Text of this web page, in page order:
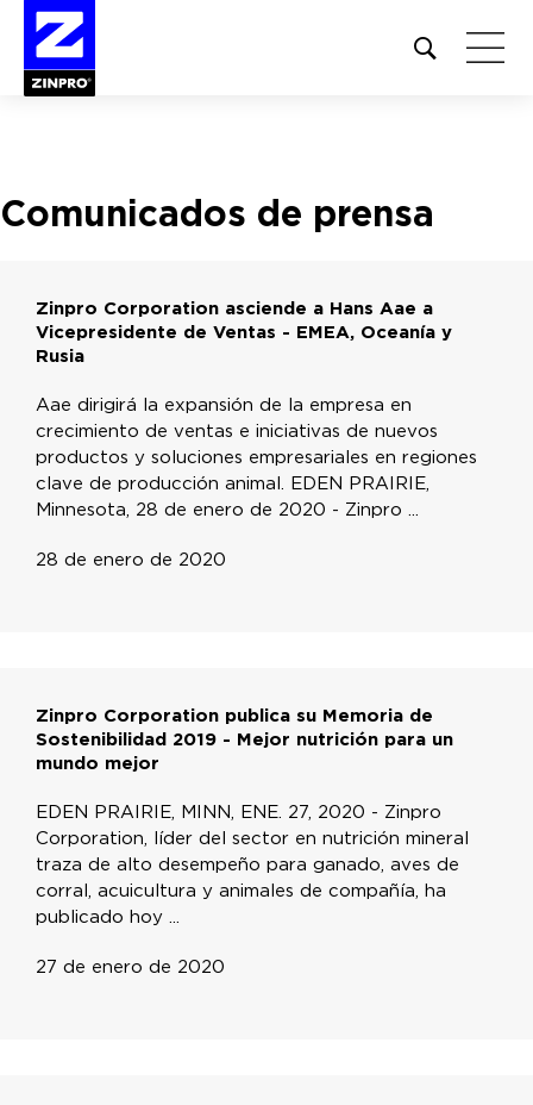
Open
site
Comunicados de prensa
Zinpro Corporation asciende a Hans Aae a
Vicepresidente de Ventas - EMEA, Oceanía y
Rusia
Aae dirigirá la expansión de la empresa en
crecimiento de ventas e iniciativas de nuevos
productos y soluciones empresariales en regiones
clave de producción animal. EDEN PRAIRIE,
Minnesota, 28 de enero de 2020 - Zinpro ...
28 de enero de 2020
Zinpro Corporation publica su Memoria de
Sostenibilidad 2019 - Mejor nutrición para un
mundo mejor
EDEN PRAIRIE, MINN, ENE. 27, 2020 - Zinpro
Corporation, líder del sector en nutrición mineral
traza de alto desempeño para ganado, aves de
corral, acuicultura y animales de compañía, ha
publicado hoy ...
27 de enero de 2020